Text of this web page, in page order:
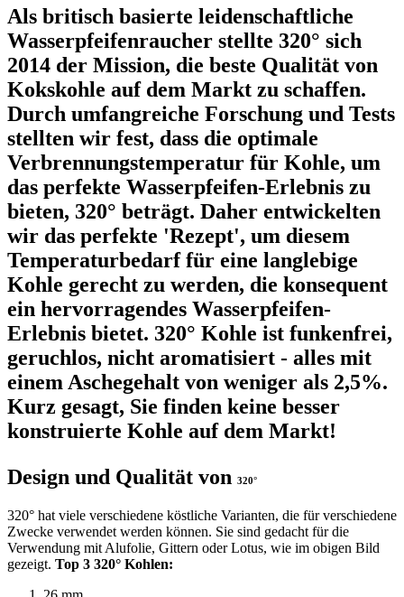
Als britisch basierte leidenschaftliche
Wasserpfeifenraucher stellte 320° sich
2014 der Mission, die beste Qualität von
Kokskohle auf dem Markt zu schaffen.
Durch umfangreiche Forschung und Tests
stellten wir fest, dass die optimale
Verbrennungstemperatur für Kohle, um
das perfekte Wasserpfeifen-Erlebnis zu
bieten, 320° beträgt. Daher entwickelten
wir das perfekte 'Rezept', um diesem
Temperaturbedarf für eine langlebige
Kohle gerecht zu werden, die konsequent
ein hervorragendes Wasserpfeifen-
Erlebnis bietet. 320° Kohle ist funkenfrei,
geruchlos, nicht aromatisiert - alles mit
einem Aschegehalt von weniger als 2,5%.
Kurz gesagt, Sie finden keine besser
konstruierte Kohle auf dem Markt!
Design und Qualität von 320°
320° hat viele verschiedene köstliche Varianten, die für verschiedene
Zwecke verwendet werden können. Sie sind gedacht für die
Verwendung mit Alufolie, Gittern oder Lotus, wie im obigen Bild
gezeigt. Top 3 320° Kohlen: